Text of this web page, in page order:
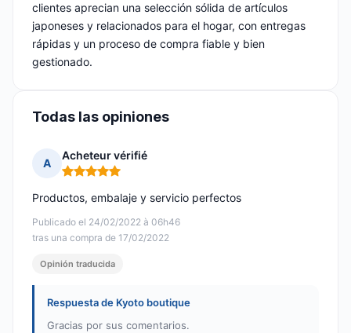
clientes aprecian una selección sólida de artículos
japoneses y relacionados para el hogar, con entregas
rápidas y un proceso de compra fiable y bien
gestionado.
Todas las opiniones
A
Acheteur vérifié
Nota: 5 de 5
Publicado el 24/02/2022 à 06h46
tras una compra de 17/02/2022
Productos, embalaje y servicio perfectos
Opinión traducida
Respuesta de Kyoto boutique
Gracias por sus comentarios.